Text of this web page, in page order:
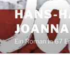
Zum
Inhalt
springen
HANS-
JOANNA
Ein Roman in 67